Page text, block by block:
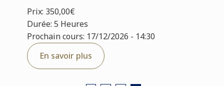
Prix: 350,00€
Durée: 5 Heures
Prochain cours: 17/12/2026 - 14:30
En savoir plus